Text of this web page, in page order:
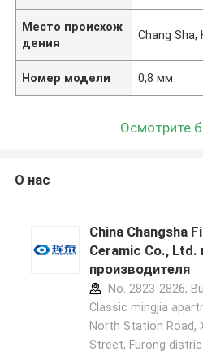
Место происхож
дения
Chang Sha,
Номер модели 0,8 мм
Осмотрите
О нас
China Changsha
Ceramic Co., Ltd.
производителя
No. 2823-2826,
Classic mingjia
North Station Road,
Street, Furong